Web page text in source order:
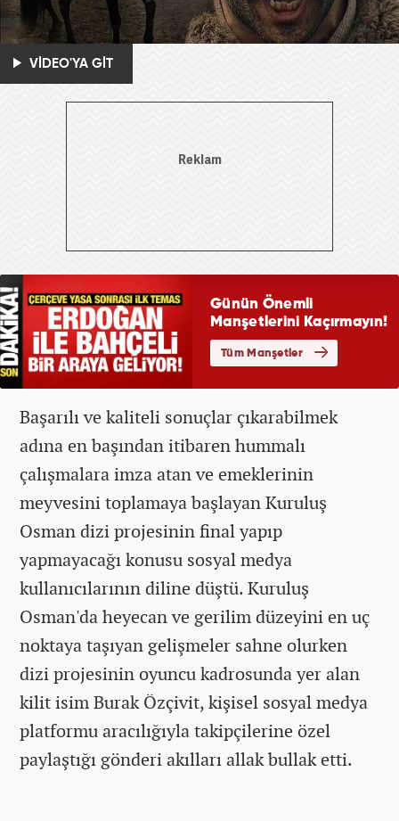
VİDEO'YA GİT
Başarılı ve kaliteli sonuçlar çıkarabilmek
adına en başından itibaren hummalı
çalışmalara imza atan ve emeklerinin
meyvesini toplamaya başlayan Kuruluş
Osman dizi projesinin final yapıp
yapmayacağı konusu sosyal medya
kullanıcılarının diline düştü. Kuruluş
Osman'da heyecan ve gerilim düzeyini en uç
noktaya taşıyan gelişmeler sahne olurken
dizi projesinin oyuncu kadrosunda yer alan
kilit isim Burak Özçivit, kişisel sosyal medya
platformu aracılığıyla takipçilerine özel
paylaştığı gönderi akılları allak bullak etti.